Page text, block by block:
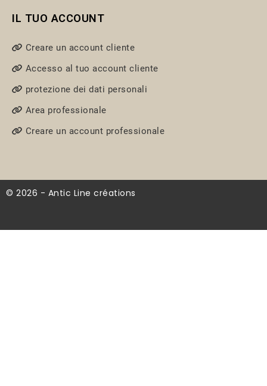
IL TUO ACCOUNT
Creare un account cliente
Accesso al tuo account cliente
protezione dei dati personali
Area professionale
Creare un account professionale
© 2026 - Antic Line créations